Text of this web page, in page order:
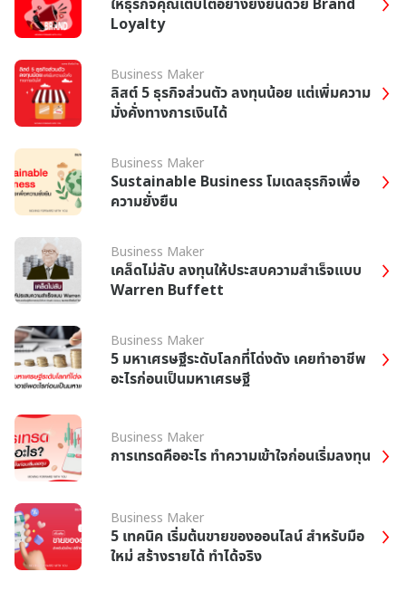
Loyalty
Business Maker
ลิสต์ 5 ธุรกิจส่วนตัว ลงทุนน้อย แต่เพิ่มความ
มั่งคั่งทางการเงินได้
Business Maker
Sustainable Business โมเดลธุรกิจเพื่อ
ความยั่งยืน
Business Maker
เคล็ดไม่ลับ ลงทุนให้ประสบความสำเร็จแบบ
Warren Buffett
Business Maker
5 มหาเศรษฐีระดับโลกที่โด่งดัง เคยทำอาชีพ
อะไรก่อนเป็นมหาเศรษฐี
Business Maker
การเทรดคืออะไร ทำความเข้าใจก่อนเริ่มลงทุน
Business Maker
5 เทคนิค เริ่มต้นขายของออนไลน์ สำหรับมือ
ใหม่ สร้างรายได้ ทำได้จริง